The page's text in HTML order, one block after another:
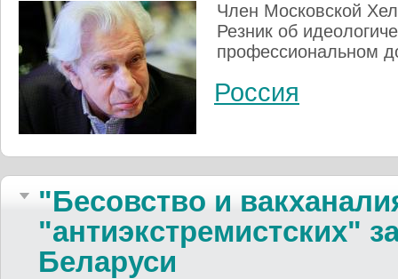
Член Московской
Резник об
профессиональном
Россия
"Бесовство и
"антиэкстремистских"
Беларуси